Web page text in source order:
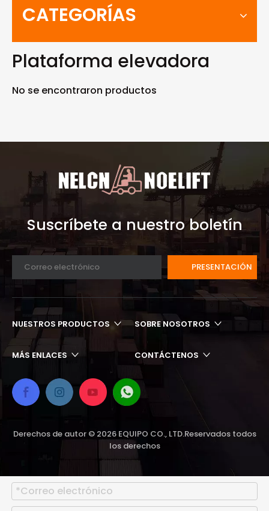
CATEGORÍAS
Plataforma elevadora
No se encontraron productos
Suscríbete a nuestro boletín
PRESENTACIÓN
NUESTROS PRODUCTOS SOBRE NOSOTROS
MÁS ENLACES​​​​​​​ CONTÁCTENOS
Derechos de autor © 2026EQUIPO CO., LTD.Reservados todos
los derechos